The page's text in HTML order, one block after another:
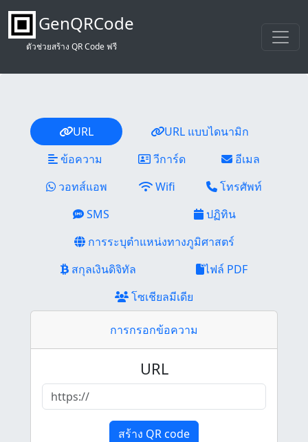
GenQRCode
ตัวช่วยสร้าง QR Code ฟรี
URL
URL แบบไดนามิก
ข้อความ
วีการ์ด
อีเมล
วอทส์แอพ
Wifi
โทรศัพท์
SMS
ปฏิทิน
การระบุตำแหน่งทางภูมิศาสตร์
สกุลเงินดิจิทัล
ไฟล์ PDF
โซเชียลมีเดีย
การกรอกข้อความ
URL
สร้าง QR code